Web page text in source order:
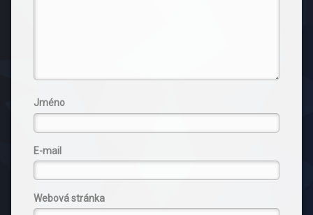
Jméno
E-mail
Webová stránka